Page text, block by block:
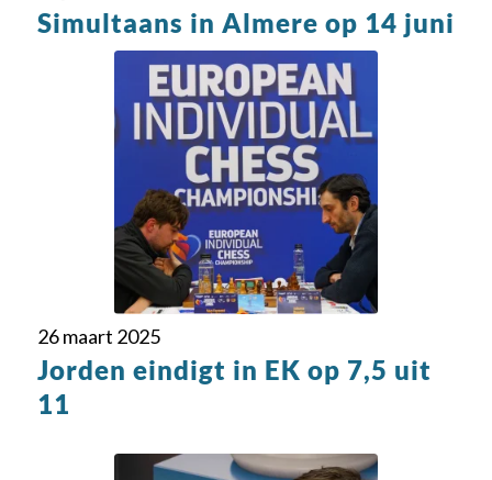
Simultaans in Almere op 14 juni
26 maart 2025
Jorden eindigt in EK op 7,5 uit
11